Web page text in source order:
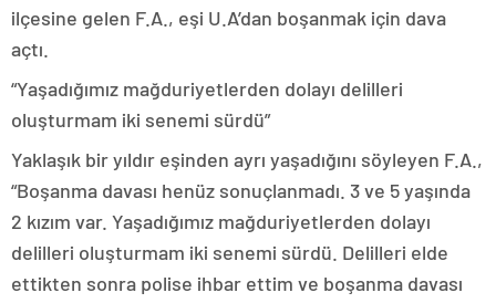
ilçesine gelen F.A., eşi U.A’dan boşanmak için dava
açtı.
“Yaşadığımız mağduriyetlerden dolayı delilleri
oluşturmam iki senemi sürdü”
Yaklaşık bir yıldır eşinden ayrı yaşadığını söyleyen F.A.,
“Boşanma davası henüz sonuçlanmadı. 3 ve 5 yaşında
2 kızım var. Yaşadığımız mağduriyetlerden dolayı
delilleri oluşturmam iki senemi sürdü. Delilleri elde
ettikten sonra polise ihbar ettim ve boşanma davası